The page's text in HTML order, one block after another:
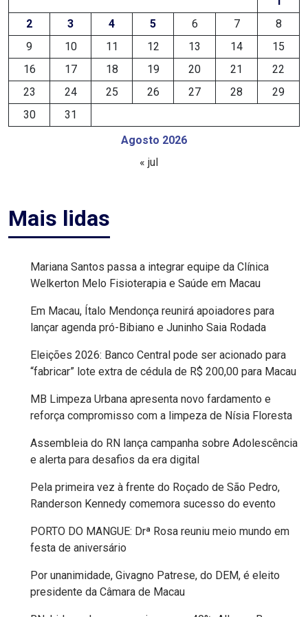
MACAU
EMANCIPAÇÃO
POLÍTICA
EMPREENDIMENTO
EVENTOS
FAKE
NEWS
FANEX
FESTA
DAS
CRIANÇAS
FESTA
DO
SAL
2025
FINANCEIRO
FOLIA
Agosto 2026
2
3 4 5 6 7
8
9
10 11 12 13 14
15
16
17 18 19 20 21
22
23
24 25 26 27 28
29
30
31
« jul
Mais lidas
Mariana Santos passa a integrar equipe da Clínica
Welkerton Melo Fisioterapia e Saúde em Macau
Em Macau, Ítalo Mendonça reunirá apoiadores para
lançar agenda pró-Bibiano e Juninho Saia Rodada
Eleições 2026: Banco Central pode ser acionado para
“fabricar” lote extra de cédula de R$ 200,00 para Macau
MB Limpeza Urbana apresenta novo fardamento e
reforça compromisso com a limpeza de Nísia Floresta
Assembleia do RN lança campanha sobre Adolescência
e alerta para desafios da era digital
Pela primeira vez à frente do Roçado de São Pedro,
Randerson Kennedy comemora sucesso do evento
PORTO DO MANGUE: Drª Rosa reuniu meio mundo em
festa de aniversário
Por unanimidade, Givagno Patrese, do DEM, é eleito
presidente da Câmara de Macau